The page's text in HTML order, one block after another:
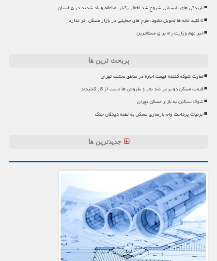
بارندگی های تابستانی شروع شد اخطار رگبار، صاعقه و باد شدید در ۵ استان
تا کلید خانه ها تحویل نشود، طرح های حمایتی در بازار مسکن اثر ندارد
خبر مهم وزارت راه برای مستاجرین
پربحث ترین ها
تفاوت شوکه کننده قیمت اجاره در مناطق مختلف تهران
قیمت مسکن دو برابر شد بخر و بفروش ها دست از کار کشیدند
شوک سنگین به بازار مسکن تهران
جزئیات پرداخت وام بازسازی مسکن به لطمه دیدگان جنگ
جدیدترین ها